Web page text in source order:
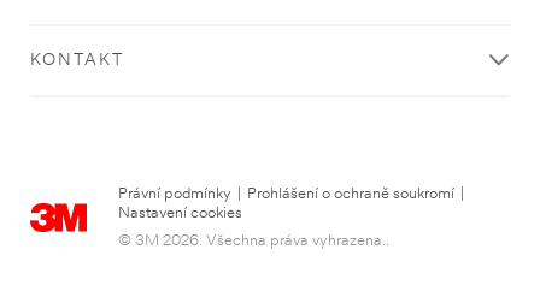
KONTAKT
Právní podmínky Prohlášení o ochraně soukromí
Nastavení cookies
© 3M 2026. Všechna práva vyhrazena..